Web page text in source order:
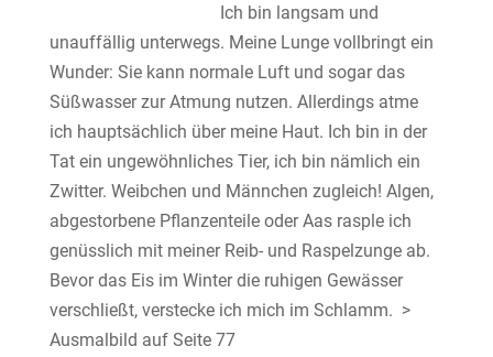
Ich bin langsam und
unauffällig unterwegs. Meine Lunge vollbringt ein
Wunder: Sie kann normale Luft und sogar das
Süßwasser zur Atmung nutzen. Allerdings atme
ich hauptsächlich über meine Haut. Ich bin in der
Tat ein ungewöhnliches Tier, ich bin nämlich ein
Zwitter. Weibchen und Männchen zugleich! Algen,
abgestorbene Pflanzenteile oder Aas rasple ich
genüsslich mit meiner Reib- und Raspelzunge ab.
Bevor das Eis im Winter die ruhigen Gewässer
verschließt, verstecke ich mich im Schlamm. >
Ausmalbild auf Seite 77